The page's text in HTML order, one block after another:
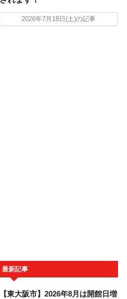
2026年7月18日(土)の記事
最新記事
【東大阪市】2026年8月は開館日増